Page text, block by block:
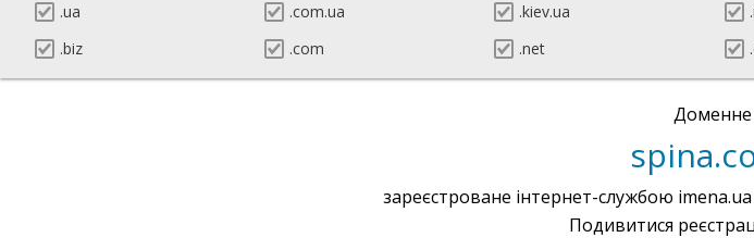
.ua .com.ua .kiev.ua
.biz
.com .net
Доменне
зареєстроване інтернет-службою
Подивитися